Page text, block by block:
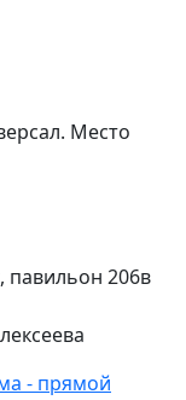
Место
павильон 206в
- прямой